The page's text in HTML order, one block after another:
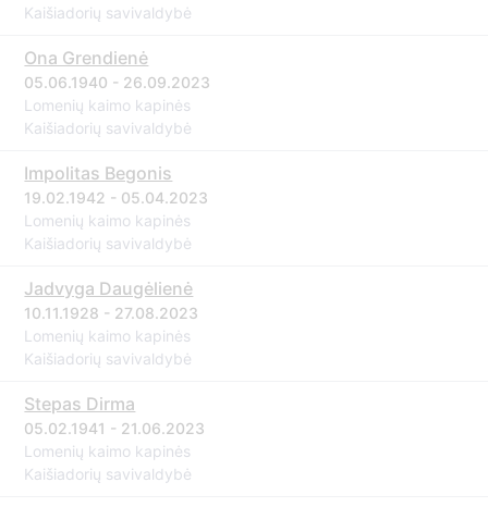
Kaišiadorių savivaldybė
Ona Grendienė
05.06.1940 - 26.09.2023
Lomenių kaimo kapinės
Kaišiadorių savivaldybė
Impolitas Begonis
19.02.1942 - 05.04.2023
Lomenių kaimo kapinės
Kaišiadorių savivaldybė
Jadvyga Daugėlienė
10.11.1928 - 27.08.2023
Lomenių kaimo kapinės
Kaišiadorių savivaldybė
Stepas Dirma
05.02.1941 - 21.06.2023
Lomenių kaimo kapinės
Kaišiadorių savivaldybė